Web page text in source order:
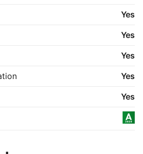
Yes
Yes
Yes
Yes
Yes